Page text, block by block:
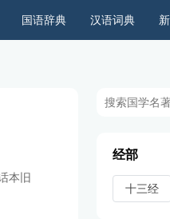
汉语词典
国语辞典
本旧
经部
十三经